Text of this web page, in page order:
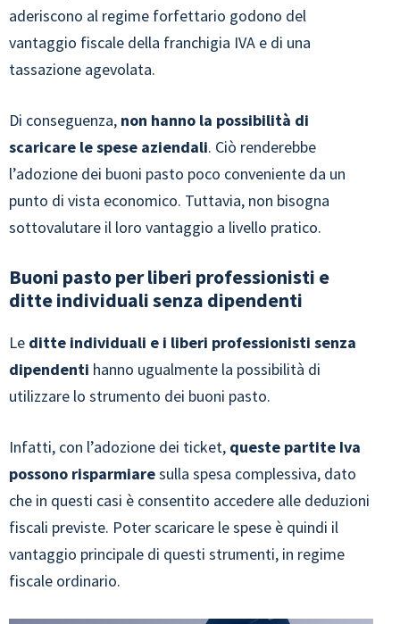
aderiscono al regime forfettario godono del
vantaggio fiscale della franchigia IVA e di una
tassazione agevolata.
Di conseguenza, non hanno la possibilità di
scaricare le spese aziendali. Ciò renderebbe
l’adozione dei buoni pasto poco conveniente da un
punto di vista economico. Tuttavia, non bisogna
sottovalutare il loro vantaggio a livello pratico.
Buoni pasto per liberi professionisti e
ditte individuali senza dipendenti
Le ditte individuali e i liberi professionisti senza
dipendenti hanno ugualmente la possibilità di
utilizzare lo strumento dei buoni pasto.
Infatti, con l’adozione dei ticket, queste partite Iva
possono risparmiaresulla spesa complessiva, dato
che in questi casi è consentito accedere alle deduzioni
fiscali previste. Poter scaricare le spese è quindi il
vantaggio principale di questi strumenti, in regime
fiscale ordinario.